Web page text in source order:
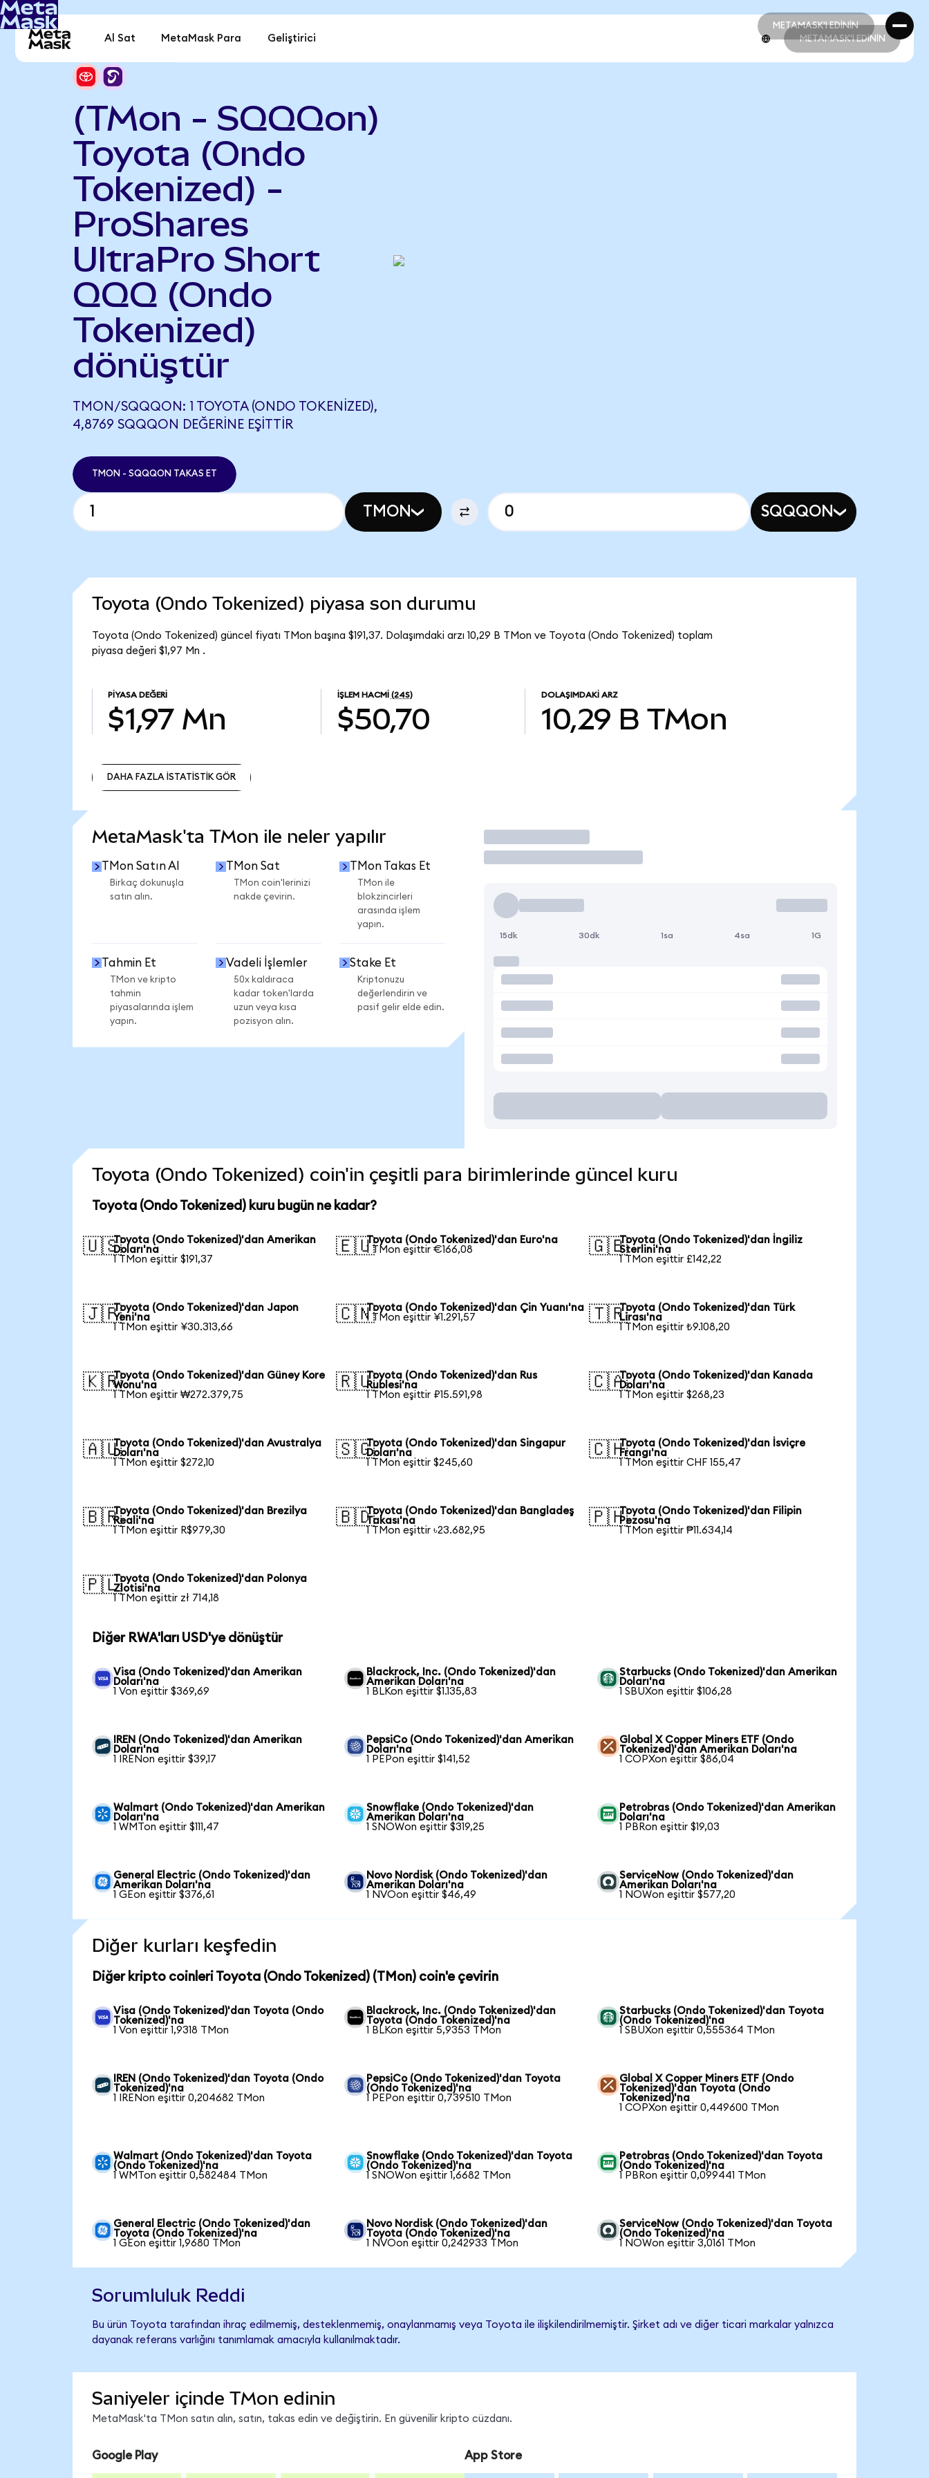
METAMASK'I EDİNİN
METAMASK'I EDİNİN
Al Sat MetaMask Para Geliştirici METAMASK'I EDİNİN
(TMon - SQQQon)
Toyota (Ondo
Tokenized) -
ProShares
UltraPro Short
QQQ (Ondo
Tokenized)
dönüştür
TMON/SQQQON: 1 TOYOTA (ONDO TOKENIZED),
4,8769 SQQQON DEĞERINE EŞITTIR
TMON - SQQQON TAKAS ET
TMON SQQQON
Toyota (Ondo Tokenized) piyasa son durumu
Toyota (Ondo Tokenized) güncel fiyatı TMon başına $191,37. Dolaşımdaki arzı 10,29 B TMon ve Toyota (Ondo Tokenized) toplam
piyasa değeri $1,97 Mn .
PIYASA DEĞERI
$1,97 Mn
İŞLEM HACMI (24S)
$50,70
DOLAŞIMDAKI ARZ
10,29 B TMon
DAHA FAZLA İSTATİSTİK GÖR
MetaMask'ta TMon ile neler yapılır
TMon Satın Al
Birkaç dokunuşla
satın alın.
TMon Sat
TMon coin'lerinizi
nakde çevirin.
TMon Takas Et
TMon ile
blokzincirleri
arasında işlem
yapın.
Tahmin Et
TMon ve kripto
tahmin
piyasalarında işlem
yapın.
Vadeli İşlemler
50x kaldıraca
kadar token'larda
uzun veya kısa
pozisyon alın.
Stake Et
Kriptonuzu
değerlendirin ve
pasif gelir elde edin.
İşlem Yap
15dk 30dk 1sa 4sa 1G
Toyota (Ondo Tokenized) coin'in çeşitli para birimlerinde güncel kuru
Toyota (Ondo Tokenized) kuru bugün ne kadar?
🇺🇸Toyota (Ondo Tokenized)'dan Amerikan
Doları'na
1 TMon eşittir $191,37
🇪🇺Toyota (Ondo Tokenized)'dan Euro'na
1 TMon eşittir €166,08
🇬🇧Toyota (Ondo Tokenized)'dan İngiliz
Sterlini'na
1 TMon eşittir £142,22
🇯🇵Toyota (Ondo Tokenized)'dan Japon
Yeni'na
1 TMon eşittir ¥30.313,66
🇨🇳Toyota (Ondo Tokenized)'dan Çin Yuanı'na
1 TMon eşittir ¥1.291,57
🇹🇷Toyota (Ondo Tokenized)'dan Türk
Lirası'na
1 TMon eşittir ₺9.108,20
🇰🇷Toyota (Ondo Tokenized)'dan Güney Kore
Wonu'na
1 TMon eşittir ₩272.379,75
🇷🇺Toyota (Ondo Tokenized)'dan Rus
Rublesi'na
1 TMon eşittir ₽15.591,98
🇨🇦Toyota (Ondo Tokenized)'dan Kanada
Doları'na
1 TMon eşittir $268,23
🇦🇺Toyota (Ondo Tokenized)'dan Avustralya
Doları'na
1 TMon eşittir $272,10
🇸🇬Toyota (Ondo Tokenized)'dan Singapur
Doları'na
1 TMon eşittir $245,60
🇨🇭Toyota (Ondo Tokenized)'dan İsviçre
Frangı'na
1 TMon eşittir CHF 155,47
🇧🇷Toyota (Ondo Tokenized)'dan Brezilya
Reali'na
1 TMon eşittir R$979,30
🇧🇩Toyota (Ondo Tokenized)'dan Bangladeş
Takası'na
1 TMon eşittir ৳23.682,95
🇵🇭Toyota (Ondo Tokenized)'dan Filipin
Pezosu'na
1 TMon eşittir ₱11.634,14
🇵🇱Toyota (Ondo Tokenized)'dan Polonya
Zlotisi'na
1 TMon eşittir zł 714,18
Diğer RWA'ları USD'ye dönüştür
Visa (Ondo Tokenized)'dan Amerikan
Doları'na
1 Von eşittir $369,69
Blackrock, Inc. (Ondo Tokenized)'dan
Amerikan Doları'na
1 BLKon eşittir $1.135,83
Starbucks (Ondo Tokenized)'dan Amerikan
Doları'na
1 SBUXon eşittir $106,28
IREN (Ondo Tokenized)'dan Amerikan
Doları'na
1 IRENon eşittir $39,17
PepsiCo (Ondo Tokenized)'dan Amerikan
Doları'na
1 PEPon eşittir $141,52
Global X Copper Miners ETF (Ondo
Tokenized)'dan Amerikan Doları'na
1 COPXon eşittir $86,04
Walmart (Ondo Tokenized)'dan Amerikan
Doları'na
1 WMTon eşittir $111,47
Snowflake (Ondo Tokenized)'dan
Amerikan Doları'na
1 SNOWon eşittir $319,25
Petrobras (Ondo Tokenized)'dan Amerikan
Doları'na
1 PBRon eşittir $19,03
General Electric (Ondo Tokenized)'dan
Amerikan Doları'na
1 GEon eşittir $376,61
Novo Nordisk (Ondo Tokenized)'dan
Amerikan Doları'na
1 NVOon eşittir $46,49
ServiceNow (Ondo Tokenized)'dan
Amerikan Doları'na
1 NOWon eşittir $577,20
Diğer kurları keşfedin
Diğer kripto coinleri Toyota (Ondo Tokenized) (TMon) coin'e çevirin
Visa (Ondo Tokenized)'dan Toyota (Ondo
Tokenized)'na
1 Von eşittir 1,9318 TMon
Blackrock, Inc. (Ondo Tokenized)'dan
Toyota (Ondo Tokenized)'na
1 BLKon eşittir 5,9353 TMon
Starbucks (Ondo Tokenized)'dan Toyota
(Ondo Tokenized)'na
1 SBUXon eşittir 0,555364 TMon
IREN (Ondo Tokenized)'dan Toyota (Ondo
Tokenized)'na
1 IRENon eşittir 0,204682 TMon
PepsiCo (Ondo Tokenized)'dan Toyota
(Ondo Tokenized)'na
1 PEPon eşittir 0,739510 TMon
Global X Copper Miners ETF (Ondo
Tokenized)'dan Toyota (Ondo
Tokenized)'na
1 COPXon eşittir 0,449600 TMon
Walmart (Ondo Tokenized)'dan Toyota
(Ondo Tokenized)'na
1 WMTon eşittir 0,582484 TMon
Snowflake (Ondo Tokenized)'dan Toyota
(Ondo Tokenized)'na
1 SNOWon eşittir 1,6682 TMon
Petrobras (Ondo Tokenized)'dan Toyota
(Ondo Tokenized)'na
1 PBRon eşittir 0,099441 TMon
General Electric (Ondo Tokenized)'dan
Toyota (Ondo Tokenized)'na
1 GEon eşittir 1,9680 TMon
Novo Nordisk (Ondo Tokenized)'dan
Toyota (Ondo Tokenized)'na
1 NVOon eşittir 0,242933 TMon
ServiceNow (Ondo Tokenized)'dan Toyota
(Ondo Tokenized)'na
1 NOWon eşittir 3,0161 TMon
Sorumluluk Reddi
Bu ürün Toyota tarafından ihraç edilmemiş, desteklenmemiş, onaylanmamış veya Toyota ile ilişkilendirilmemiştir. Şirket adı ve diğer ticari markalar yalnızca
dayanak referans varlığını tanımlamak amacıyla kullanılmaktadır.
Saniyeler içinde TMon edinin
MetaMask'ta TMon satın alın, satın, takas edin ve değiştirin. En güvenilir kripto cüzdanı.
Google Play App Store